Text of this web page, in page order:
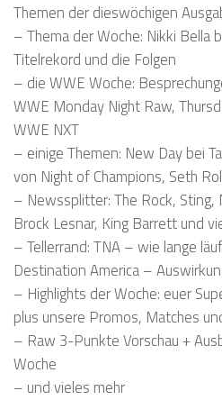
Themen der dieswöchigen
– Thema der Woche: Nikki Bella
Titelrekord und die Folgen
– die WWE Woche:
WWE Monday Night Raw,
WWE NXT
– einige Themen: New Day bei
von Night of Champions, Seth
– Newssplitter: The Rock, Sting,
Brock Lesnar, King Barrett und
– Tellerrand: TNA – wie lange
Destination America –
– Highlights der Woche: euer
plus unsere Promos, Matches
– Raw 3-Punkte Vorschau +
Woche
– und vieles mehr